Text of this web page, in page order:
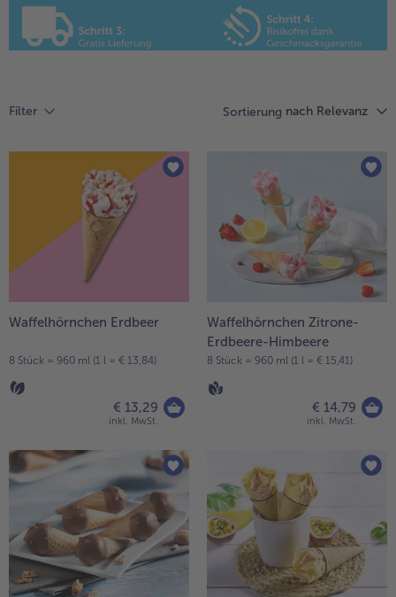
alle Hausmannskost & Suppen
alle Obst
Brot & Gebäck
Wein & Spirituosen
alle Wein & Spirituosen
Küchenhelfer
alle Küchenhelfer
Filter Sortierung nach Relevanz
Waffelhörnchen Erdbeer
8 Stück = 960 ml (1 l = € 13,84)
€ 13,29
inkl. MwSt.
Waffelhörnchen Zitrone-
Erdbeere-Himbeere
8 Stück = 960 ml (1 l = € 15,41)
€ 14,79
inkl. MwSt.